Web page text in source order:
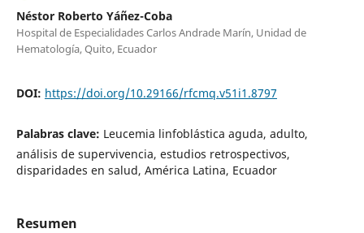
Néstor Roberto Yáñez-Coba
Hospital de Especialidades Carlos Andrade Marín, Unidad de
Hematología, Quito, Ecuador
DOI: https://doi.org/10.29166/rfcmq.v51i1.8797
Palabras clave: Leucemia linfoblástica aguda, adulto,
análisis de supervivencia, estudios retrospectivos,
disparidades en salud, América Latina, Ecuador
Resumen